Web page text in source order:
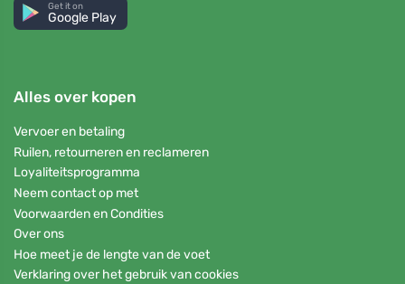
Get it on
Google Play
Alles over kopen
Vervoer en betaling
Ruilen, retourneren en reclameren
Loyaliteitsprogramma
Neem contact op met
Voorwaarden en Condities
Over ons
Hoe meet je de lengte van de voet
Verklaring over het gebruik van cookies